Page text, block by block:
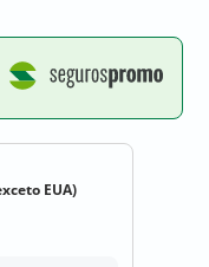
EUA)